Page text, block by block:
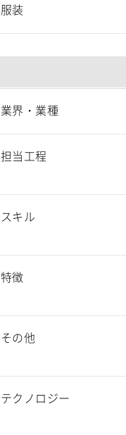
服装
業界・業種
担当工程
スキル
特徴
その他
テクノロジー